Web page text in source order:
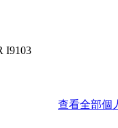
I9103
查看全部個